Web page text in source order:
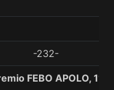
-232-
FEBO APOLO,